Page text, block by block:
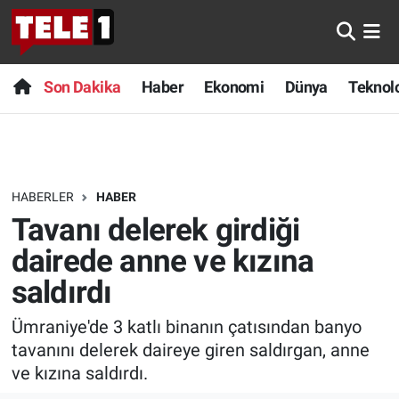
Son Dakika Haber Ekonomi Dünya
HABERLER HABER
Tavanı delerek girdiği
dairede anne ve kızına
saldırdı
Ümraniye'de 3 katlı binanın çatısından banyo
tavanını delerek daireye giren saldırgan, anne
ve kızına saldırdı.
Anında Manşet
Başka Sohbetler
Bilim turu
Bilim ve Teknoloji Evreni
Doğa Konuşuyor
Dünya
Ege Saati
Son Dakika
Haber
Dünya
Teknoloji
Sağlık
Spor
Yayın Akışı
Nöbetçi Eczaneler
Hava Durumu
Trafik Durumu
Süper Lig Puan Durumu ve Fikstür
Tüm Manşetler
Son Dakika Haberleri
Haber Arşivi